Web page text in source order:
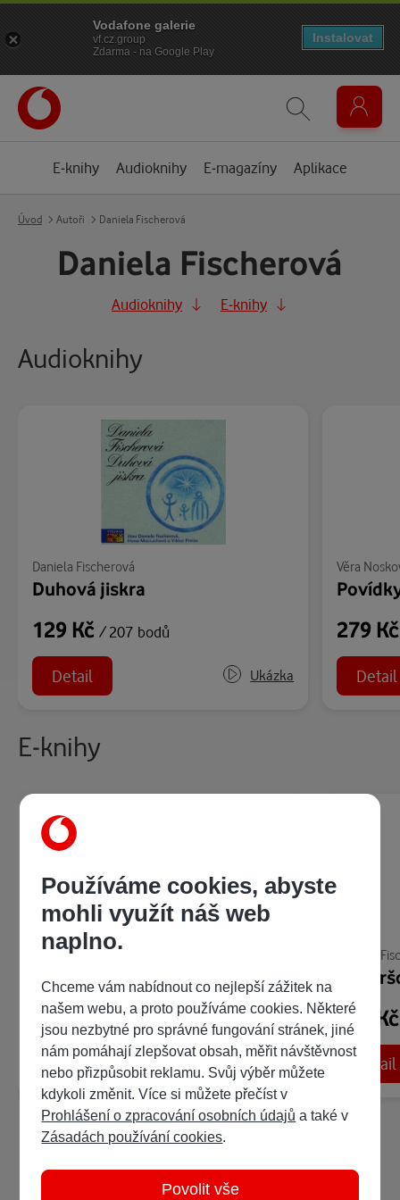
E-knihy Audioknihy E-magazíny Aplikace
Úvod Autoři Daniela Fischerová
Daniela Fischerová
Audioknihy E-knihy
Audioknihy
Daniela Fischerová
Duhová jiskra
129 Kč / 207 bodů
Detail Ukázka
Věra
279
Detail
E-knihy
Daniela Fischerová
Fialky, tajemství a jiné povídky
239 Kč/ 383 bodů
Detail Ukázka:
Daniela
209
Detail
Používáme cookies, abyste
mohli využít náš web
naplno.
Chceme vám nabídnout co nejlepší zážitek na
našem webu, a proto používáme cookies. Některé
jsou nezbytné pro správné fungování stránek, jiné
nám pomáhají zlepšovat obsah, měřit návštěvnost
nebo přizpůsobit reklamu. Svůj výběr můžete
kdykoli změnit. Více si můžete přečíst v
Prohlášení o zpracování osobních údajů a také v
Zásadách používání cookies.
Povolit vše
Vodafone galerie
vf.cz.group
Zdarma - na Google Play
Instalovat